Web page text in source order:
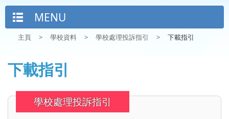
MENU
主頁 > 學校資料 > 學校處理投訴指引 > 下載指引
下載指引
學校處理投訴指引